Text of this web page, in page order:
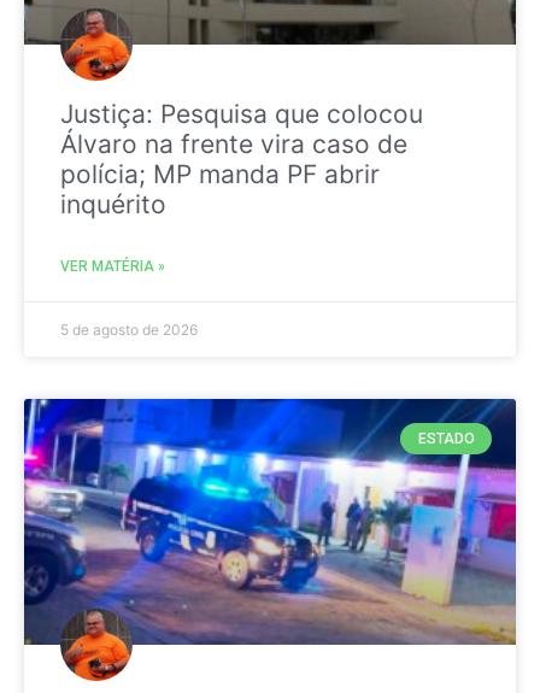
Justiça: Pesquisa que colocou
Álvaro na frente vira caso de
polícia; MP manda PF abrir
inquérito
VER MATÉRIA »
5 de agosto de 2026
ESTADO